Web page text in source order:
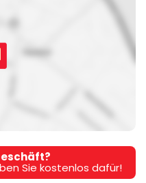
Sie kostenlos dafür!